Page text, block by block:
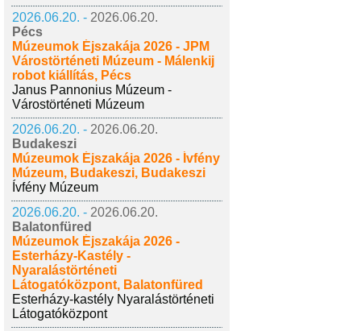
2026.06.20. - 2026.06.20.
Pécs
Múzeumok Éjszakája 2026 - JPM
Várostörténeti Múzeum - Málenkij
robot kiállítás, Pécs
Janus Pannonius Múzeum -
Várostörténeti Múzeum
2026.06.20. - 2026.06.20.
Budakeszi
Múzeumok Éjszakája 2026 - Ívfény
Múzeum, Budakeszi, Budakeszi
Ívfény Múzeum
2026.06.20. - 2026.06.20.
Balatonfüred
Múzeumok Éjszakája 2026 -
Esterházy-Kastély -
Nyaralástörténeti
Látogatóközpont, Balatonfüred
Esterházy-kastély Nyaralástörténeti
Látogatóközpont